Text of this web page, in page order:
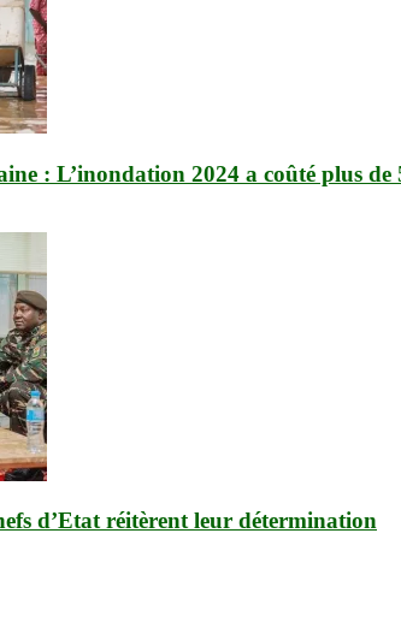
: L’inondation 2024 a coûté plus
d’Etat réitèrent leur détermination